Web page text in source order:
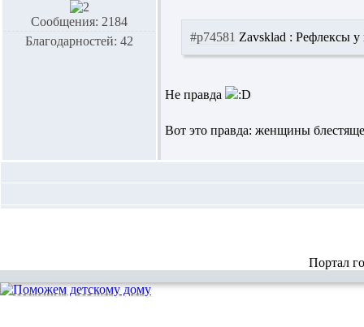
Сообщения: 2184
Благодарностей: 42
#p74581 Zavsklad : Рефлексы
Не правда
Вот это правда: женщины
Портал